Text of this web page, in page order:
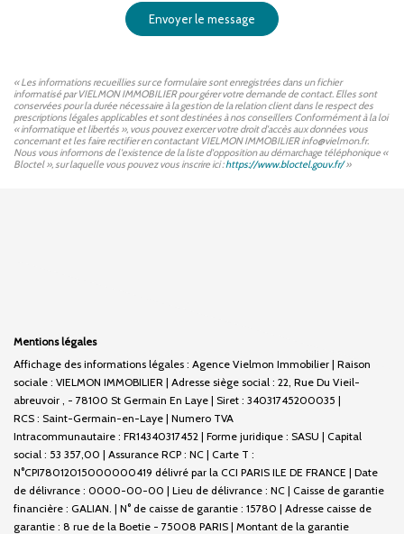
Envoyer le message
« Les informations recueillies sur ce formulaire sont enregistrées dans un fichier
informatisé par VIELMON IMMOBILIER pour gérer votre demande de contact. Elles sont
conservées pour la durée nécessaire à la gestion de la relation client dans le respect des
prescriptions légales applicables et sont destinées à nos conseillers Conformément à la loi
« informatique et libertés », vous pouvez exercer votre droit d'accès aux données vous
concernant et les faire rectifier en contactant VIELMON IMMOBILIER info@vielmon.fr.
Nous vous informons de l'existence de la liste d'opposition au démarchage téléphonique «
Bloctel », sur laquelle vous pouvez vous inscrire ici :https://www.bloctel.gouv.fr/»
Mentions légales
Affichage des informations légales : Agence Vielmon Immobilier | Raison
sociale : VIELMON IMMOBILIER | Adresse siège social : 22, Rue Du Vieil-
abreuvoir , - 78100 St Germain En Laye | Siret : 34031745200035 |
RCS : Saint-Germain-en-Laye | Numero TVA
Intracommunautaire : FR14340317452 | Forme juridique : SASU | Capital
social : 53 357,00 | Assurance RCP : NC | Carte T :
N°CPI78012015000000419 délivré par la CCI PARIS ILE DE FRANCE | Date
de délivrance : 0000-00-00 | Lieu de délivrance : NC | Caisse de garantie
financière : GALIAN. | N° de caisse de garantie : 15780 | Adresse caisse de
garantie : 8 rue de la Boetie - 75008 PARIS | Montant de la garantie